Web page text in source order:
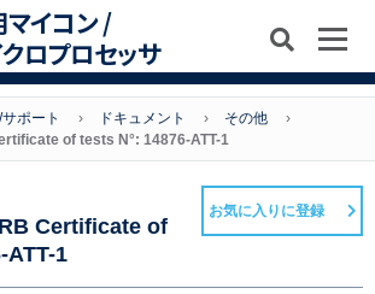
イコン /
ロプロセッサ
ポート ドキュメント
その他
of tests N°: 14876-ATT-1
Certificate of
ATT-1
お気に入りに登録